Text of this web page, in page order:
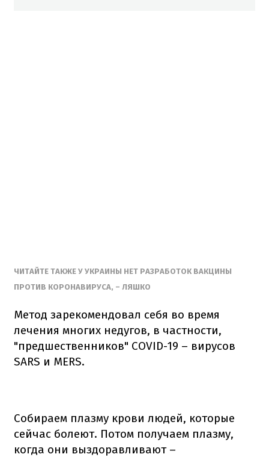
ЧИТАЙТЕ ТАКЖЕ У УКРАИНЫ НЕТ РАЗРАБОТОК ВАКЦИНЫ
ПРОТИВ КОРОНАВИРУСА, – ЛЯШКО
Метод зарекомендовал себя во время
лечения многих недугов, в частности,
"предшественников" COVID-19 – вирусов
SARS и MERS.
Собираем плазму крови людей, которые
сейчас болеют. Потом получаем плазму,
когда они выздоравливают –